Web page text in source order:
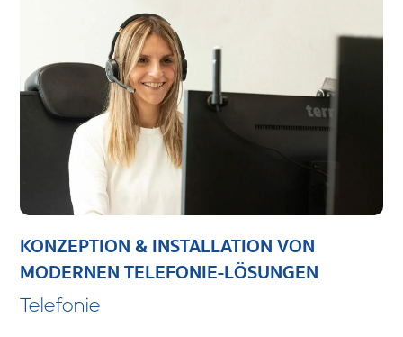
KONZEPTION & INSTALLATION VON
MODERNEN TELEFONIE-LÖSUNGEN
Telefonie